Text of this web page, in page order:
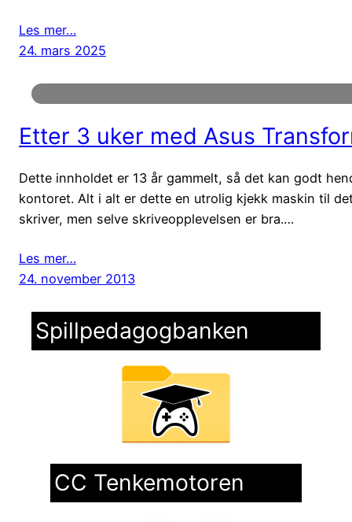
Les mer…
24. mars 2025
Etter 3 uker med Asus
Dette innholdet er 13 år gammelt, så det kan godt
kontoret. Alt i alt er dette en utrolig kjekk maskin til
skriver, men selve skriveopplevelsen er bra.…
Les mer…
24. november 2013
Spillpedagogbanken
CC Tenkemotoren